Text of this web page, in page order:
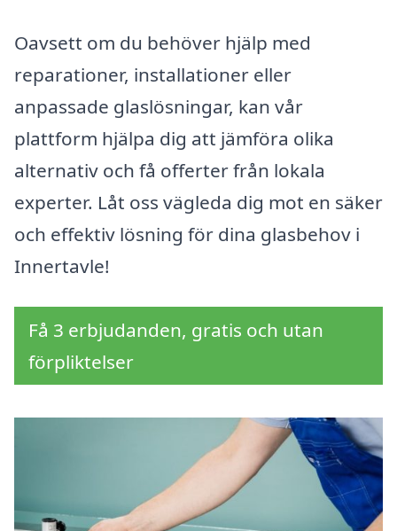
Oavsett om du behöver hjälp med
reparationer, installationer eller
anpassade glaslösningar, kan vår
plattform hjälpa dig att jämföra olika
alternativ och få offerter från lokala
experter. Låt oss vägleda dig mot en säker
och effektiv lösning för dina glasbehov i
Innertavle!
Få 3 erbjudanden, gratis och utan
förpliktelser